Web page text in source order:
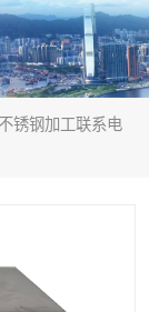
锈钢加工联系电